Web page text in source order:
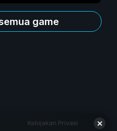
game
Kebijakan Privasi